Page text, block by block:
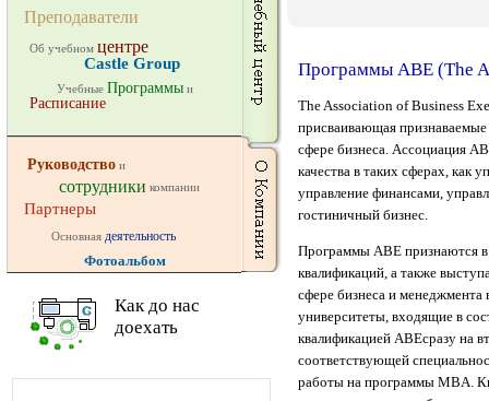
Преподаватели
Об учебном центре
Castle Group
Учебные Программы и
Расписание
Руководство и
сотрудники компании
Партнеры
Основная деятельность
Фотоальбом
Как до нас
доехать
Программы ABE (The
The Association of Business
присваивающая
сфере бизнеса. Ассоциация
качества в таких сферах, как
управление финансами,
гостиничный бизнес.
Программы ABE признаются в
квалификаций, а также
сфере бизнеса и
университеты, входящие в
квалификацией ABEсразу на
соответствующей
работы на программы MBA.